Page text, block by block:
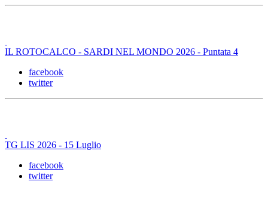
IL ROTOCALCO - SARDI NEL MONDO 2026 - Puntata 4
facebook
twitter
TG LIS 2026 - 15 Luglio
facebook
twitter